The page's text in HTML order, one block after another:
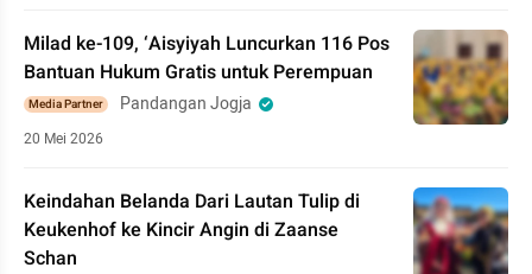
Milad ke-109, ‘Aisyiyah Luncurkan 116 Pos
Bantuan Hukum Gratis untuk Perempuan
Media Partner Pandangan Jogja
20 Mei 2026
Keindahan Belanda Dari Lautan Tulip di
Keukenhof ke Kincir Angin di Zaanse
Schan